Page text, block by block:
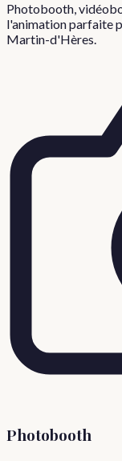
Photobooth,
l'animation parfaite
Martin-d'Hères.
Photobooth